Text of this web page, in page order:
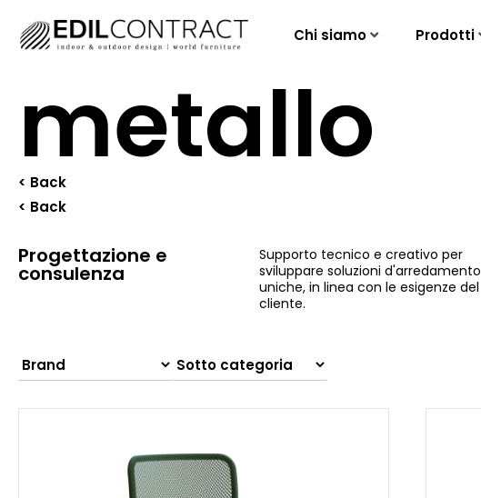
Chi siamo Prodotti
metallo
< Back
< Back
Progettazione e
consulenza
Supporto tecnico e creativo per
sviluppare soluzioni d'arredamento
uniche, in linea con le esigenze del
cliente.